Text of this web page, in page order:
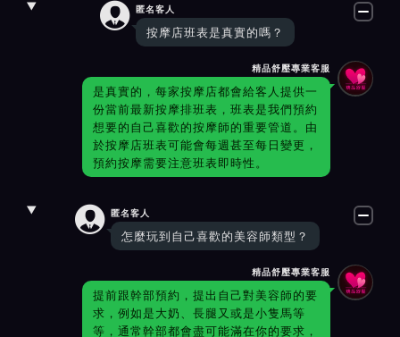
 匿名客人
按摩店班表是真實的嗎？
精品舒壓專業客服
是真實的，每家按摩店都會給客人提供一
份當前最新按摩排班表，班表是我們預約
想要的自己喜歡的按摩師的重要管道。由
於按摩店班表可能會每週甚至每日變更，
預約按摩需要注意班表即時性。
 匿名客人
怎麼玩到自己喜歡的美容師類型？
精品舒壓專業客服
提前跟幹部預約，提出自己對美容師的要
求，例如是大奶、長腿又或是小隻馬等
等，通常幹部都會盡可能滿在你的要求，